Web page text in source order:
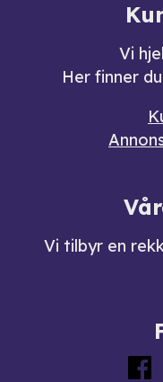
Vi
Her finner
Vi tilbyr en